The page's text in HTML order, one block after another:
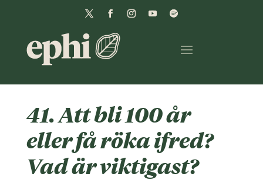
41. Att bli 100 år
eller få röka ifred?
Vad är viktigast?